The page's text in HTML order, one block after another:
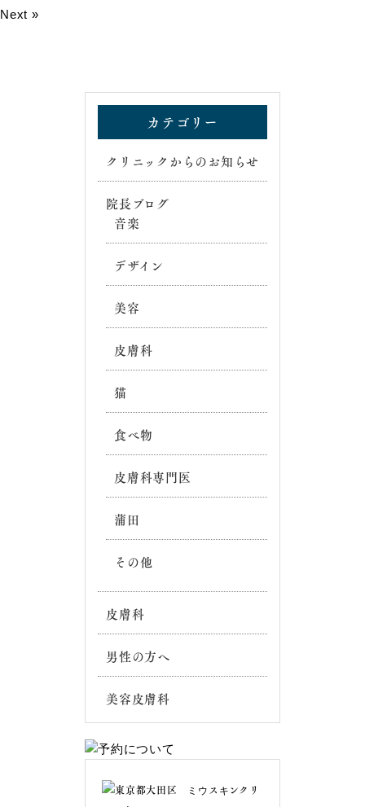
Next »
カテゴリー
クリニックからのお知らせ
院長ブログ
音楽
デザイン
美容
皮膚科
猫
食べ物
皮膚科専門医
蒲田
その他
皮膚科
男性の方へ
美容皮膚科